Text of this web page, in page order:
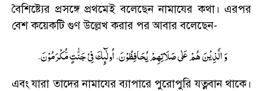
বৈশিষ্ট্যের প্রসঙ্গে প্রথমেই বলেছেন নামাযের কথা। এরপর
বেশ কয়েকটি গুণ উল্লেখ করার পর আবার বলেছেন-
وَ الَّذِیْنَ هُمْ عَلٰی صَلَاتِهِمْ یُحَافِظُوْنَ، اُولٰٓىِٕكَ فِیْ جَنّٰتٍ مُّكْرَمُوْنَ.
এবং যারা তাদের নামাযের ব্যাপারে পুরোপুরি যত্নবান থাকে।